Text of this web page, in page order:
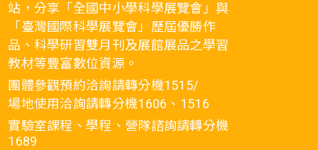
站，分享「全國中小學科學展覽會」與
「臺灣國際科學展覽會」歷屆優勝作
品、科學研習雙月刊及展館展品之學習
教材等豐富數位資源。
團體參觀預約洽詢請轉分機1515/
場地使用洽詢請轉分機1606、1516
實驗室課程、學程、營隊諮詢請轉分機
1689